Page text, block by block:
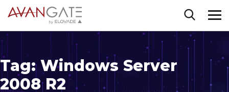
Tag:Windows Server
2008 R2